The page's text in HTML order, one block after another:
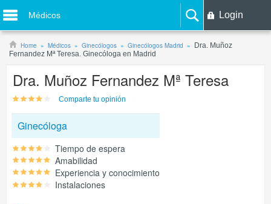
Médicos Login
Home Médicos Ginecólogos Ginecólogos Madrid
Dra. Muñoz
Fernandez Mª Teresa. Ginecóloga en Madrid
Dra. Muñoz Fernandez Mª Teresa
Comparte tu opinión
Ginecóloga
Tiempo de espera
Amabilidad
Experiencia y conocimiento
Instalaciones